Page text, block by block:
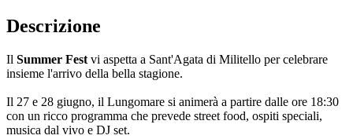
Descrizione
Il Summer Fest vi aspetta a Sant'Agata di Militello per celebrare
insieme l'arrivo della bella stagione.
Il 27 e 28 giugno, il Lungomare si animerà a partire dalle ore 18:30
con un ricco programma che prevede street food, ospiti speciali,
musica dal vivo e DJ set.